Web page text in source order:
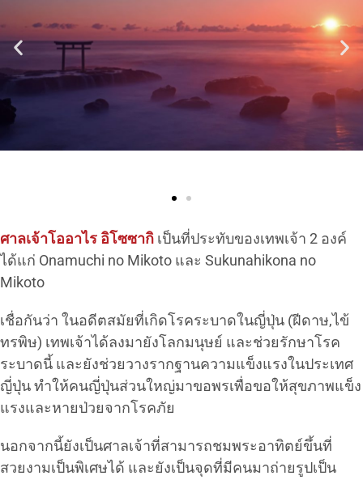
ศาลเจ้าโออาไร อิโซซากิ เป็นที่ประทับของเทพเจ้า 2 องค์
ได้แก่ Onamuchi no Mikoto และ Sukunahikona no
Mikoto
เชื่อกันว่า ในอดีตสมัยที่เกิดโรคระบาดในญี่ปุ่น (ฝีดาษ,ไข้
ทรพิษ) เทพเจ้าได้ลงมายังโลกมนุษย์ และช่วยรักษาโรค
ระบาดนี้ และยังช่วยวางรากฐานความแข็งแรงในประเทศ
ญี่ปุ่น ทำให้คนญี่ปุ่นส่วนใหญ่มาขอพรเพื่อขอให้สุขภาพแข็ง
แรงและหายป่วยจากโรคภัย
นอกจากนี้ยังเป็นศาลเจ้าที่สามารถชมพระอาทิตย์ขึ้นที่
สวยงามเป็นพิเศษได้ และยังเป็นจุดที่มีคนมาถ่ายรูปเป็น